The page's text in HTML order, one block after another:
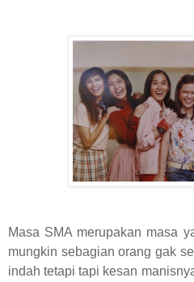
Masa SMA merupakan masa
mungkin sebagian orang gak
indah tetapi tapi kesan